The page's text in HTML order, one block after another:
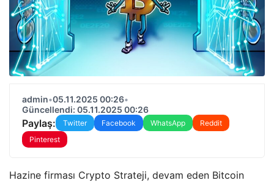
admin•05.11.2025 00:26•
Güncellendi: 05.11.2025 00:26
Paylaş: Twitter Facebook WhatsApp
Reddit
Pinterest
Hazine firması Crypto Strateji, devam eden Bitcoin